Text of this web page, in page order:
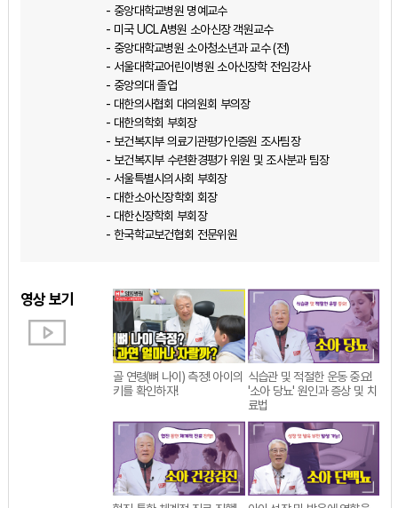
- 중앙대학교병원 명예교수
- 미국 UCLA병원 소아신장 객원교수
- 중앙대학교병원 소아청소년과 교수 (전)
- 서울대학교어린이병원 소아신장학 전임강사
- 중앙의대 졸업
- 대한의사협회 대의원회 부의장
- 대한의학회 부회장
- 보건복지부 의료기관평가인증원 조사팀장
- 보건복지부 수련환경평가 위원 및 조사분과 팀장
- 서울특별시의사회 부회장
- 대한소아신장학회 회장
- 대한신장학회 부회장
- 한국학교보건협회 전문위원
영상 보기
골 연령(뼈 나이) 측정! 아이의
키를 확인하자!
식습관 및 적절한 운동 중요!
'소아 당뇨' 원인과 증상 및 치
료법